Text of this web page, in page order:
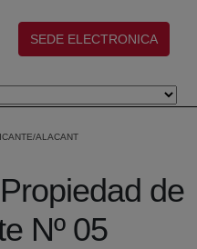
(abre en nueva ventana)
SEDE ELECTRONICA
ALACANT
de
Nº 05